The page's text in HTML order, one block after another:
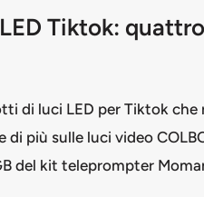
Tiktok:
di luci LED per Tiktok che
più sulle luci video
del kit teleprompter